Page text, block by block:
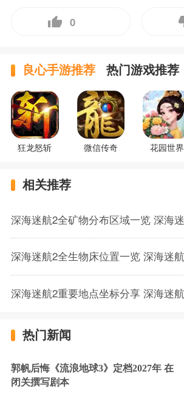
0
良心手游推荐 热门游戏推荐
狂龙怒斩 微信传奇 花园世界
相关推荐
热门新闻
郭帆后悔《流浪地球3》定档2027年 在
闭关撰写剧本